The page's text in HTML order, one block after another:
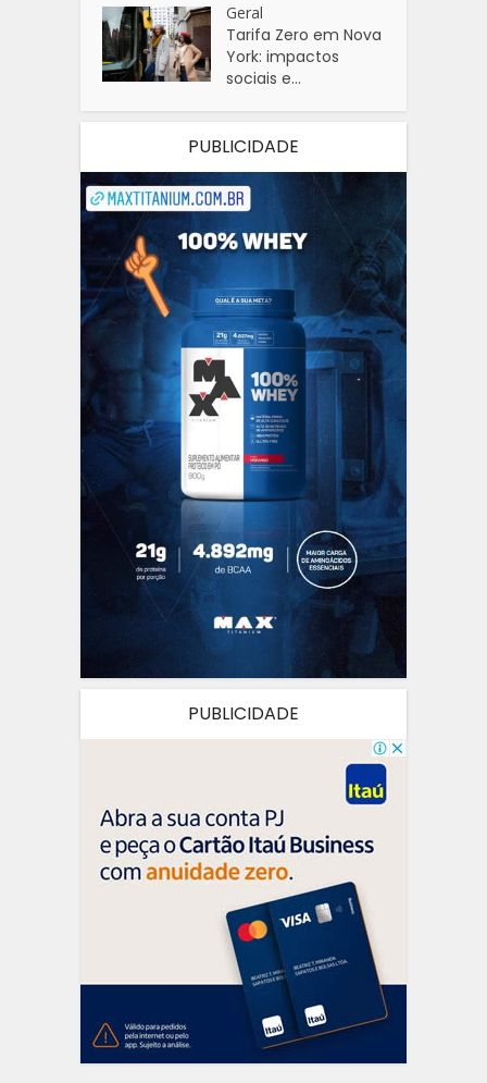
Geral
Tarifa Zero em Nova
York: impactos
sociais e...
PUBLICIDADE
PUBLICIDADE